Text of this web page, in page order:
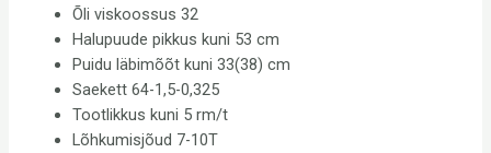
Õli viskoossus 32
Halupuude pikkus kuni 53 cm
Puidu läbimõõt kuni 33(38) cm
Saekett 64-1,5-0,325
Tootlikkus kuni 5 rm/t
Lõhkumisjõud 7-10T